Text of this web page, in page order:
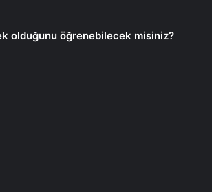
olduğunu öğrenebilecek misiniz?